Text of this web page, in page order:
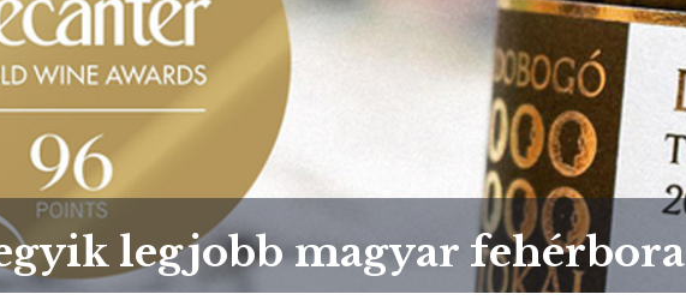
legjobb magyar fehérbora